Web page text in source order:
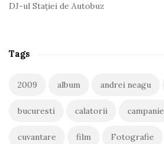
DJ-ul Stației de Autobuz
Tags
2009 album andrei neagu
bucuresti calatorii campanie
cuvantare film Fotografie